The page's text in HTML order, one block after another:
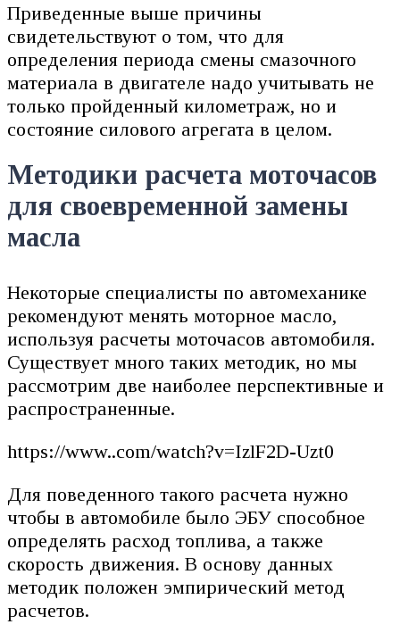
Приведенные выше причины
свидетельствуют о том, что для
определения периода смены смазочного
материала в двигателе надо учитывать не
только пройденный километраж, но и
состояние силового агрегата в целом.
Методики расчета моточасов
для своевременной замены
масла
Некоторые специалисты по автомеханике
рекомендуют менять моторное масло,
используя расчеты моточасов автомобиля.
Существует много таких методик, но мы
рассмотрим две наиболее перспективные и
распространенные.
https://www..com/watch?v=IzlF2D-Uzt0
Для поведенного такого расчета нужно
чтобы в автомобиле было ЭБУ способное
определять расход топлива, а также
скорость движения. В основу данных
методик положен эмпирический метод
расчетов.